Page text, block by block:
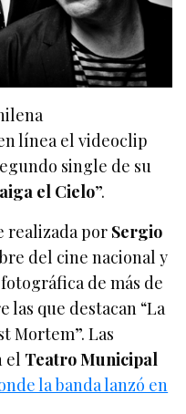
línea el videoclip
single de su
el Cielo”.
realizada por Sergio
del cine nacional y
de más de
las que destacan “La
Mortem”. Las
el Teatro Municipal
la banda lanzó en